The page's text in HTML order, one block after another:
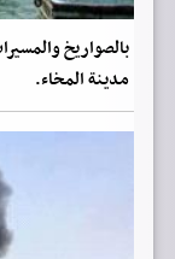
بالصواريخ
مدينة المخاء.